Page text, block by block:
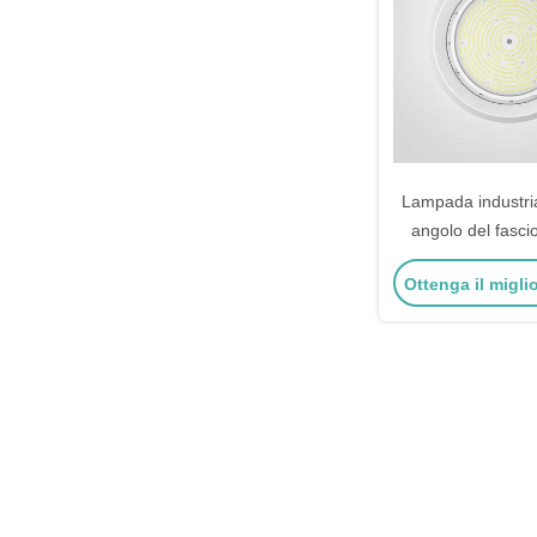
Lampada
angolo del
60°/ 90°/ 120°
colore
Ottenga il